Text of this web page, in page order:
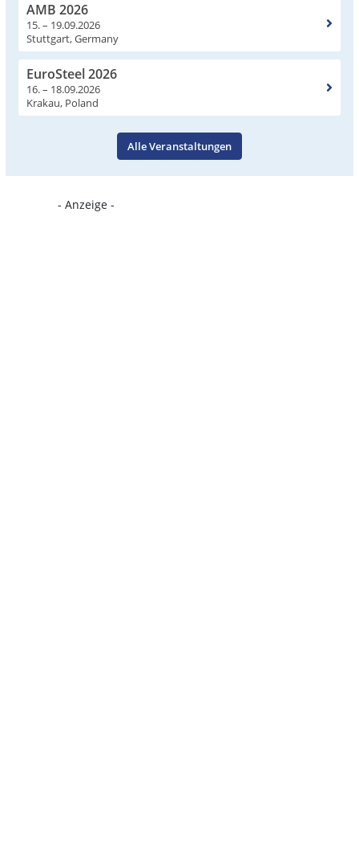
AMB 2026
15. – 19.09.2026
Stuttgart, Germany
EuroSteel 2026
16. – 18.09.2026
Krakau, Poland
Alle Veranstaltungen
- Anzeige -